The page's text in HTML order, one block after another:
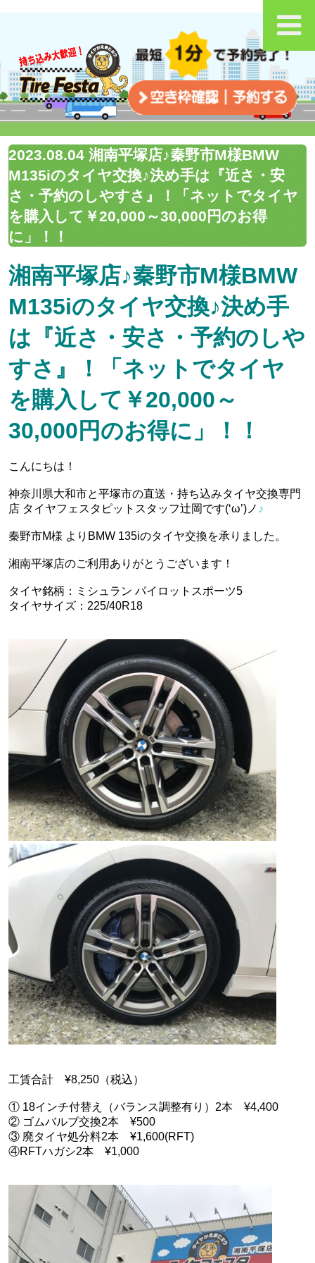
2023.08.04 湘南平塚店♪秦野市M様BMW
M135iのタイヤ交換♪決め手は『近さ・安
さ・予約のしやすさ』！「ネットでタイヤ
を購入して￥20,000～30,000円のお得
に」！！
湘南平塚店♪秦野市M様BMW
M135iのタイヤ交換♪決め手
は『近さ・安さ・予約のしや
すさ』！「ネットでタイヤ
を購入して￥20,000～
30,000円のお得に」！！
こんにちは！
神奈川県大和市と平塚市の直送・‪‎持ち込みタイヤ交換専門
店‬ タイヤフェスタピットスタッフ辻岡です(‘ω’)ノ ♪
秦野市M様 よりBMW 135iのタイヤ交換を承りました。
湘南平塚店のご利用ありがとうございます！
タイヤ銘柄：ミシュラン パイロットスポーツ5
タイヤサイズ：225/40R18
工賃合計 ¥8,250（税込）
① 18インチ付替え（バランス調整有り）2本 ¥4,400
② ゴムバルブ交換2本 ¥500
③ 廃タイヤ処分料2本 ¥1,600(RFT)
④RFTハガシ2本 ¥1,000